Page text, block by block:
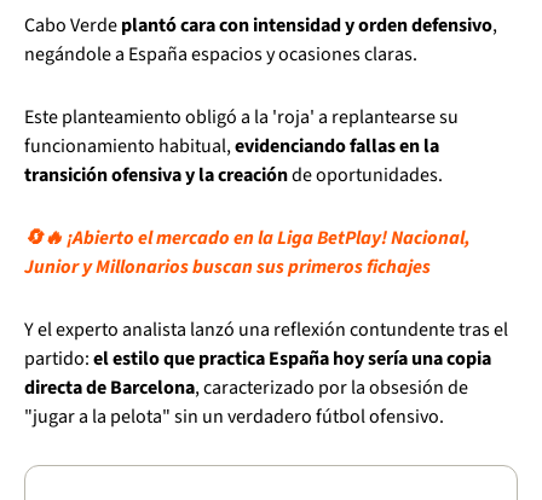
Cabo Verdeplantó cara con intensidad y orden defensivo,
negándole a España espacios y ocasiones claras.
Este planteamiento obligó a la 'roja' a replantearse su
funcionamiento habitual,evidenciando fallas en la
transición ofensiva y la creaciónde oportunidades.
🔄🔥 ¡Abierto el mercado en la Liga BetPlay! Nacional,
Junior y Millonarios buscan sus primeros fichajes
Y el experto analista lanzó una reflexión contundente tras el
partido:el estilo que practica España hoy sería una copia
directa de Barcelona, caracterizado por la obsesión de
"jugar a la pelota" sin un verdadero fútbol ofensivo.